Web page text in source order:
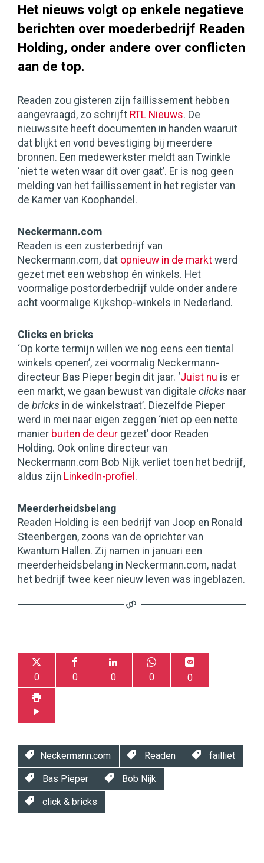
Het nieuws volgt op enkele negatieve
berichten over moederbedrijf Readen
Holding, onder andere over conflicten
aan de top.
Readen zou gisteren zijn faillissement hebben
aangevraagd, zo schrijft RTL Nieuws. De
nieuwssite heeft documenten in handen waaruit
dat blijkt en vond bevestiging bij meerdere
bronnen. Een medewerkster meldt aan Twinkle
‘niet te weten waar dit over gaat’. Er is nog geen
melding van het faillissement in het register van
de Kamer van Koophandel.
Neckermann.com
Readen is een zusterbedrijf van
Neckermann.com, dat opnieuw in de markt werd
gezet met een webshop én winkels. Het
voormalige postorderbedrijf vulde onder andere
acht voormalige Kijkshop-winkels in Nederland.
Clicks en bricks
‘Op korte termijn willen we nog eens een tiental
winkels openen’, zei voormalig Neckermann-
directeur Bas Pieper begin dit jaar. ‘Juist nu is er
een markt, we gaan bewust van digitale clicks naar
de bricks in de winkelstraat’. Diezelfde Pieper
werd in mei naar eigen zeggen ‘niet op een nette
manier buiten de deur gezet’ door Readen
Holding. Ook online directeur van
Neckermann.com Bob Nijk verliet toen het bedrijf,
aldus zijn LinkedIn-profiel .
Meerderheidsbelang
Readen Holding is een bedrijf van Joop en Ronald
Steenbergen, zoons van de oprichter van
Kwantum Hallen. Zij namen in januari een
meerderheidsbelang in Neckermann.com, nadat
het bedrijf twee keer nieuw leven was ingeblazen.
0 0 0 0 0
Neckermann.com Readen failliet
Bas Pieper Bob Nijk
click & bricks